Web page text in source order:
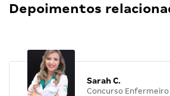
Depoimentos
Sarah C.
Concurso Enfermeiro